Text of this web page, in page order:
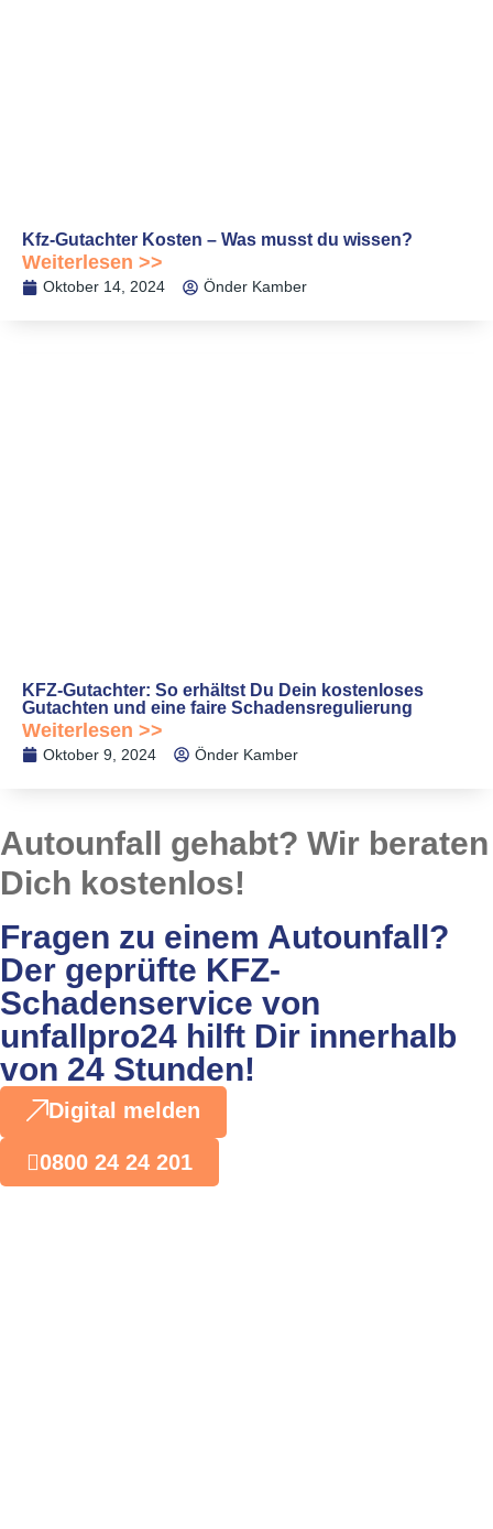
Kfz-Gutachter Kosten – Was musst du wissen?
Weiterlesen >>
Oktober 14, 2024 Önder Kamber
KFZ-Gutachter: So erhältst Du Dein kostenloses
Gutachten und eine faire Schadensregulierung
Weiterlesen >>
Oktober 9, 2024 Önder Kamber
Autounfall gehabt? Wir beraten
Dich kostenlos!
Fragen zu einem Autounfall?
Der geprüfte KFZ-
Schadenservice von
unfallpro24 hilft Dir innerhalb
von 24 Stunden!
Digital melden
0800 24 24 201